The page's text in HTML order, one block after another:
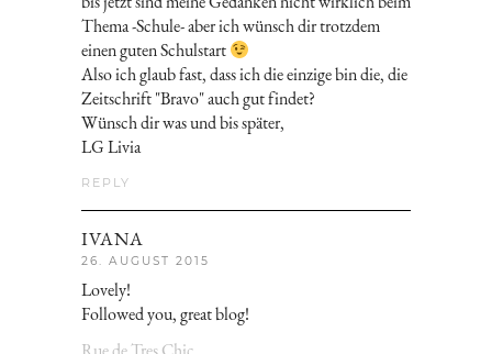
Thema -Schule- aber ich wünsch dir trotzdem
einen guten Schulstart
Also ich glaub fast, dass ich die einzige bin die, die
Zeitschrift "Bravo" auch gut findet?
Wünsch dir was und bis später,
LG Livia
REPLY
IVANA
26. AUGUST 2015
Lovely!
Followed you, great blog!